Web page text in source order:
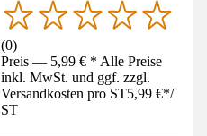
(0)
Preis — 5,99 € * Alle Preise
inkl. MwSt. und ggf. zzgl.
Versandkosten pro ST5,99 €*/
ST